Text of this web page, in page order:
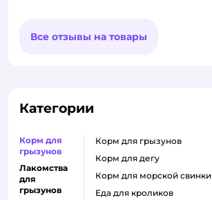
Все отзывы на товары
Категории
Корм для
грызунов
Лакомства
для
грызунов
корм для грызунов
корм для дегу
корм для морской свинки
еда для кроликов